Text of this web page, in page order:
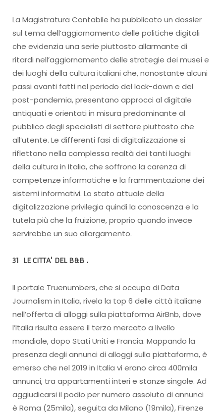
La Magistratura Contabile ha pubblicato un dossier
sul tema dell’aggiornamento delle politiche digitali
che evidenzia una serie piuttosto allarmante di
ritardi nell’aggiornamento delle strategie dei musei e
dei luoghi della cultura italiani che, nonostante alcuni
passi avanti fatti nel periodo del lock-down e del
post-pandemia, presentano approcci al digitale
antiquati e orientati in misura predominante al
pubblico degli specialisti di settore piuttosto che
all’utente. Le differenti fasi di digitalizzazione si
riflettono nella complessa realtà dei tanti luoghi
della cultura in Italia, che soffrono la carenza di
competenze informatiche e la frammentazione dei
sistemi informativi. Lo stato attuale della
digitalizzazione privilegia quindi la conoscenza e la
tutela più che la fruizione, proprio quando invece
servirebbe un suo allargamento.
31 LE CITTA’ DEL B&B .
Il portale Truenumbers, che si occupa di Data
Journalism in Italia, rivela la top 6 delle città italiane
nell’offerta di alloggi sulla piattaforma AirBnb, dove
l’Italia risulta essere il terzo mercato a livello
mondiale, dopo Stati Uniti e Francia. Mappando la
presenza degli annunci di alloggi sulla piattaforma, è
emerso che nel 2019 in Italia vi erano circa 400mila
annunci, tra appartamenti interi e stanze singole. Ad
aggiudicarsi il podio per numero assoluto di annunci
è Roma (25mila), seguita da Milano (19mila), Firenze